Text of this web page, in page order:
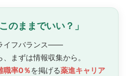
のままでいい？」
イフバランス——
まずは情報収集から。
職率0％を掲げる薬進キャリア